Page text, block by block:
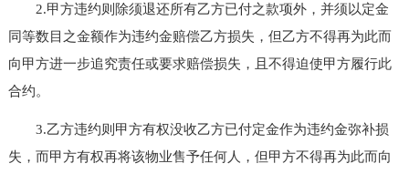
2.甲方违约则除须退还所有乙方已付之款项外，并须以定金
同等数目之金额作为违约金赔偿乙方损失，但乙方不得再为此而
向甲方进一步追究责任或要求赔偿损失，且不得迫使甲方履行此
合约。
3.乙方违约则甲方有权没收乙方已付定金作为违约金弥补损
失，而甲方有权再将该物业售予任何人，但甲方不得再为此而向